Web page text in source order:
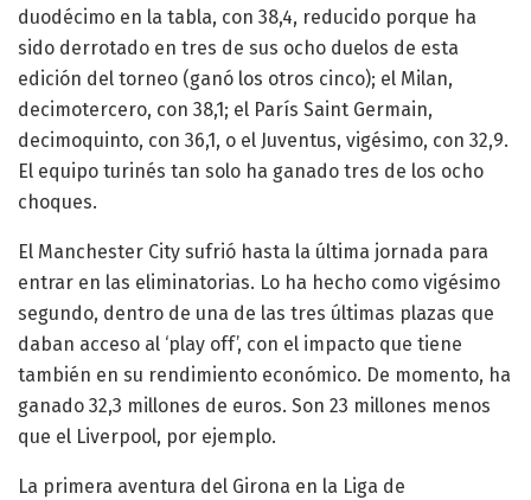
duodécimo en la tabla, con 38,4, reducido porque ha
sido derrotado en tres de sus ocho duelos de esta
edición del torneo (ganó los otros cinco); el Milan,
decimotercero, con 38,1; el París Saint Germain,
decimoquinto, con 36,1, o el Juventus, vigésimo, con 32,9.
El equipo turinés tan solo ha ganado tres de los ocho
choques.
El Manchester City sufrió hasta la última jornada para
entrar en las eliminatorias. Lo ha hecho como vigésimo
segundo, dentro de una de las tres últimas plazas que
daban acceso al ‘play off’, con el impacto que tiene
también en su rendimiento económico. De momento, ha
ganado 32,3 millones de euros. Son 23 millones menos
que el Liverpool, por ejemplo.
La primera aventura del Girona en la Liga de